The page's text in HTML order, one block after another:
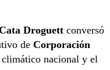
Droguett conversó
de Corporación
nacional y el